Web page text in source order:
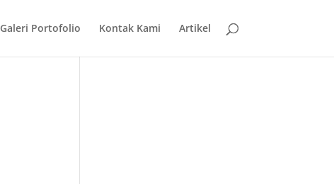
Galeri Portofolio Kontak Kami Artikel